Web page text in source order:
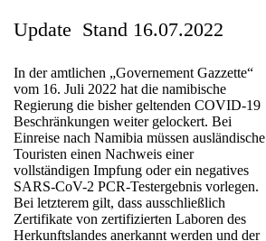
Update Stand 16.07.2022
In der amtlichen „Governement Gazzette“
vom 16. Juli 2022 hat die namibische
Regierung die bisher geltenden COVID-19
Beschränkungen weiter gelockert. Bei
Einreise nach Namibia müssen ausländische
Touristen einen Nachweis einer
vollständigen Impfung oder ein negatives
SARS-CoV-2 PCR-Testergebnis vorlegen.
Bei letzterem gilt, dass ausschließlich
Zertifikate von zertifizierten Laboren des
Herkunftslandes anerkannt werden und der